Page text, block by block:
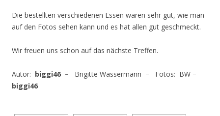
Die bestellten verschiedenen Essen waren sehr gut, wie man
auf den Fotos sehen kann und es hat allen gut geschmeckt.
Wir freuen uns schon auf das nächste Treffen.
Autor: biggi46 –
Brigitte Wassermann – Fotos: BW –
biggi46